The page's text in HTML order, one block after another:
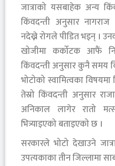
जात्राको यसबाहेक अन्य
किंवदन्ती अनुसार
नदेख्ने रोगले पीडित भइन् ।
खोजीमा कर्कोटक आफैं
किंवदन्ती अनुसार कुनै समय
भोटोको स्वामित्वका
तेस्रो किंवदन्ती अनुसार
अनिकाल लागेर रातो
भित्र्याइएको बताइएको छ ।
सरकारले भोटो देखाउने
उपत्यकाका तीन जिल्लामा